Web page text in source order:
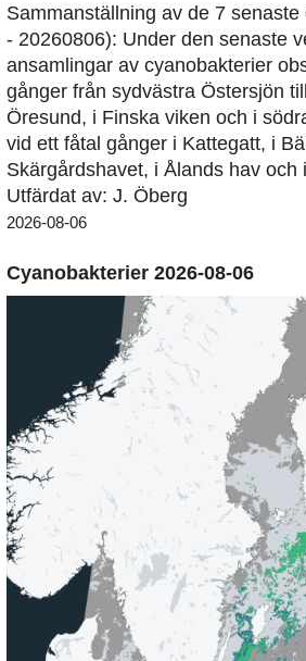
Sammanställning av de 7
- 20260806): Under den senaste
ansamlingar av cyanobakterier
gånger från sydvästra Östersjön
Öresund, i Finska viken och i
vid ett fåtal gånger i Kattegatt, i
Skärgårdshavet, i Ålands hav och
Utfärdat av: J. Öberg
2026-08-06
Cyanobakterier 2026-08-06